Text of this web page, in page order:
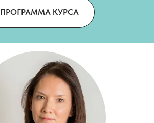
ПРОГРАММА КУРСА